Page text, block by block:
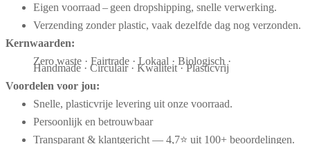
Eigen voorraad – geen dropshipping, snelle verwerking.
Verzending zonder plastic, vaak dezelfde dag nog verzonden.
Kernwaarden:
Zero waste · Fairtrade · Lokaal · Biologisch ·
Handmade · Circulair · Kwaliteit · Plasticvrij
Voordelen voor jou:
Snelle, plasticvrije levering uit onze voorraad.
Persoonlijk en betrouwbaar
Transparant & klantgericht — 4,7⭐ uit 100+ beoordelingen.